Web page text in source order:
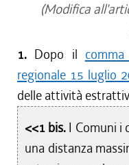
(Modifica
1. Dopo il
regionale 15 luglio
delle attività
<<1 bis. I Comuni i
una distanza